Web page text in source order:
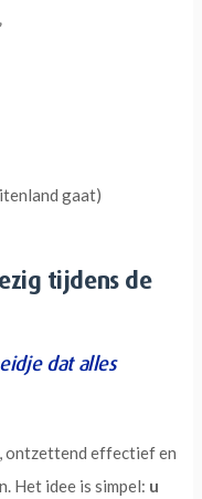
gaat)
tijdens de
dat alles
ontzettend effectief en
Het idee is simpel: u